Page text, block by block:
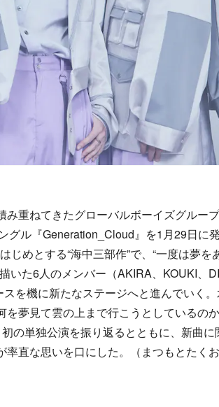
重ねてきたグローバルボーイズグループ
グル『Generation_Cloud』を1月29日に
めとする“海中三部作”で、“一度は夢を
た6人のメンバー（AKIRA、KOUKI、
を機に新たなステージへと進んでいく
夢見て雲の上まで行こうとしているの
の単独公演を振り返るとともに、新曲に
直な思いを口にした。（まつもとたくお